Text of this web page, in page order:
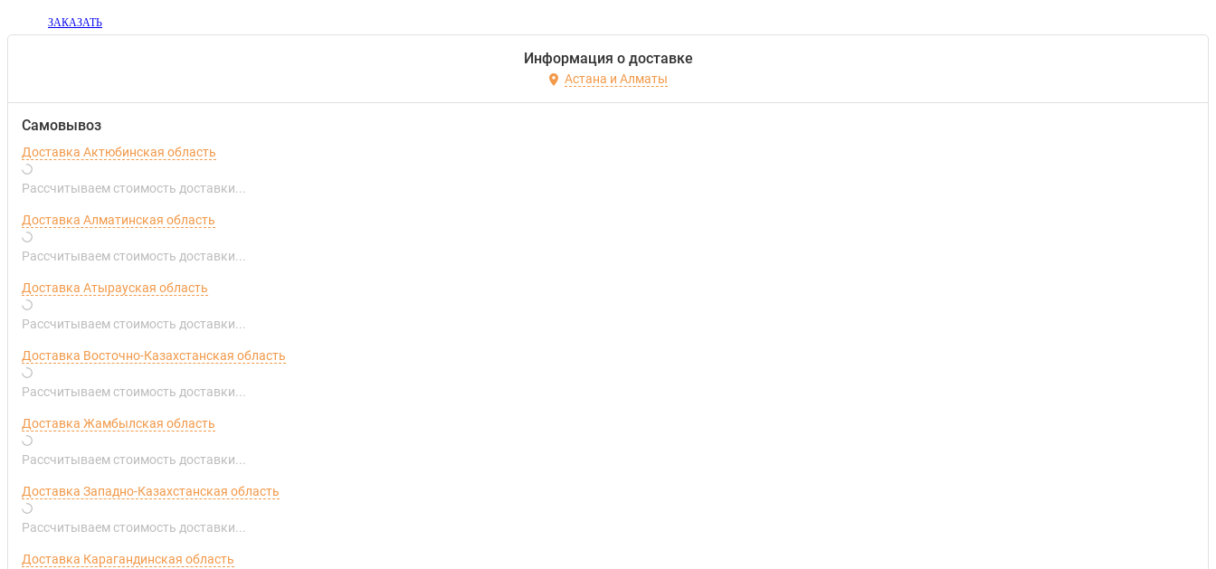
ЗАКАЗАТЬ
Информация о доставке
Астана и Алматы
Самовывоз
Доставка Актюбинская область
Рассчитываем стоимость доставки...
Доставка Алматинская область
Рассчитываем стоимость доставки...
Доставка Атырауская область
Рассчитываем стоимость доставки...
Доставка Восточно-Казахстанская область
Рассчитываем стоимость доставки...
Доставка Жамбылская область
Рассчитываем стоимость доставки...
Доставка Западно-Казахстанская область
Рассчитываем стоимость доставки...
Доставка Карагандинская область